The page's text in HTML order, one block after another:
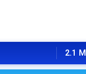
2.1 M